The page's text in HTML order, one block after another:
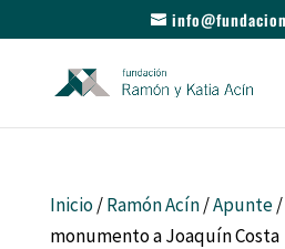
Inicio/Ramón Acín/Apunte/
monumento a Joaquín Costa